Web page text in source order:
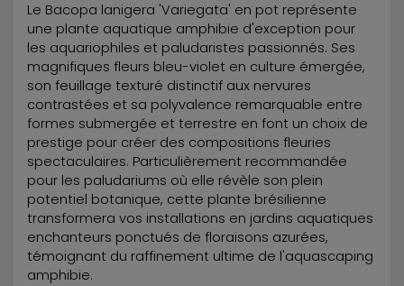
Le Bacopa lanigera 'Variegata' en pot représente
une plante aquatique amphibie d'exception pour
les aquariophiles et paludaristes passionnés. Ses
magnifiques fleurs bleu-violet en culture émergée,
son feuillage texturé distinctif aux nervures
contrastées et sa polyvalence remarquable entre
formes submergée et terrestre en font un choix de
prestige pour créer des compositions fleuries
spectaculaires. Particulièrement recommandée
pour les paludariums où elle révèle son plein
potentiel botanique, cette plante brésilienne
transformera vos installations en jardins aquatiques
enchanteurs ponctués de floraisons azurées,
témoignant du raffinement ultime de l'aquascaping
amphibie.